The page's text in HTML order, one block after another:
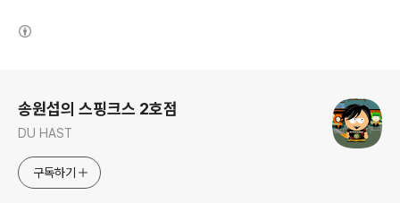
송원섭의 스핑크스 2호점
DU HAST
구독하기